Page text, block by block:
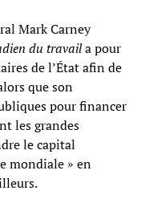
Mark Carney
du travaila pour
de l’État afin de
que son
pour financer
les grandes
le capital
mondiale » en